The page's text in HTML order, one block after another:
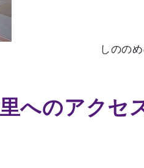
しのの
へのアクセ